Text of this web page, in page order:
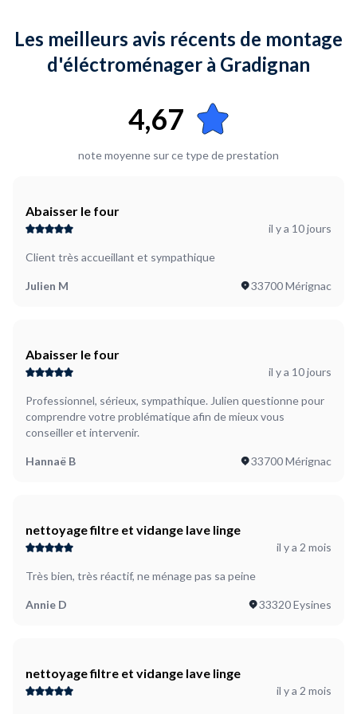
Les meilleurs avis récents de montage
d'éléctroménager à Gradignan
4,67
note moyenne sur ce type de prestation
Abaisser le four
il y a 10 jours
Client très accueillant et sympathique
Julien M 33700 Mérignac
Abaisser le four
il y a 10 jours
Professionnel, sérieux, sympathique. Julien questionne pour
comprendre votre problématique afin de mieux vous
conseiller et intervenir.
Hannaë B 33700 Mérignac
nettoyage filtre et vidange lave linge
il y a 2 mois
Très bien, très réactif, ne ménage pas sa peine
Annie D 33320 Eysines
nettoyage filtre et vidange lave linge
il y a 2 mois